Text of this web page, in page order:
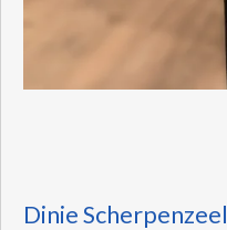
Dinie Scherpenzeel